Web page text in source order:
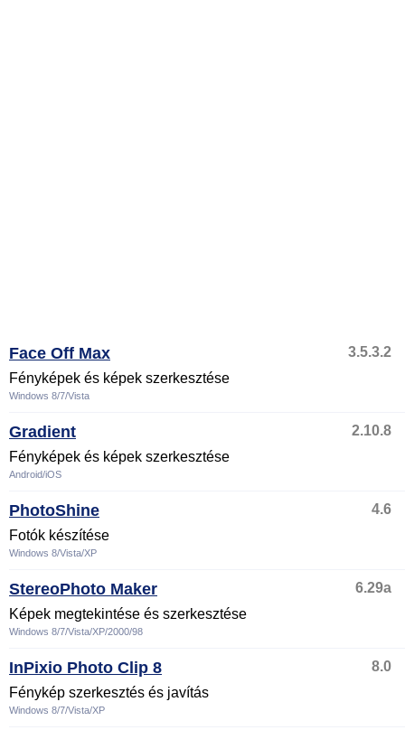
Face Off Max
3.5.3.2
Fényképek és képek szerkesztése
Windows 8/7/Vista
Gradient
2.10.8
Fényképek és képek szerkesztése
Android/iOS
PhotoShine
4.6
Fotók készítése
Windows 8/Vista/XP
StereoPhoto Maker
6.29a
Képek megtekintése és szerkesztése
Windows 8/7/Vista/XP/2000/98
InPixio Photo Clip 8
8.0
Fénykép szerkesztés és javítás
Windows 8/7/Vista/XP